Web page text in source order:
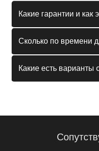
Какие гарантии и как
Сколько по времени
Какие есть варианты